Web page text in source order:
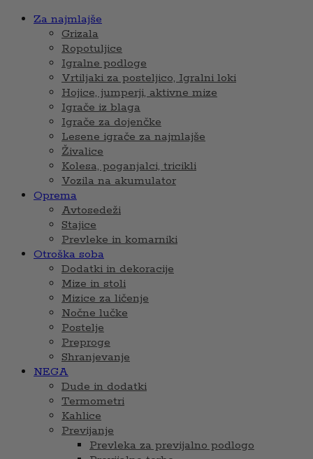
Za najmlajše
Grizala
Ropotuljice
Igralne podloge
Vrtiljaki za posteljico, Igralni loki
Hojice, jumperji, aktivne mize
Igrače iz blaga
Igrače za dojenčke
Lesene igrače za najmlajše
Živalice
Kolesa, poganjalci, tricikli
Vozila na akumulator
Oprema
Avtosedeži
Stajice
Prevleke in komarniki
Otroška soba
Dodatki in dekoracije
Mize in stoli
Mizice za ličenje
Nočne lučke
Postelje
Preproge
Shranjevanje
NEGA
Dude in dodatki
Termometri
Kahlice
Previjanje
Prevleka za previjalno podlogo